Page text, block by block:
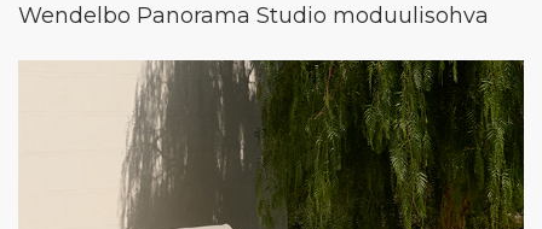
Wendelbo Panorama Studio moduulisohva